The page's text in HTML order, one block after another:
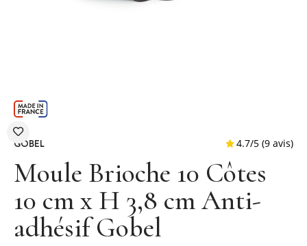
GOBEL
Moule Brioche 10 Côtes
10 cm x H 3,8 cm Anti-
adhésif Gobel